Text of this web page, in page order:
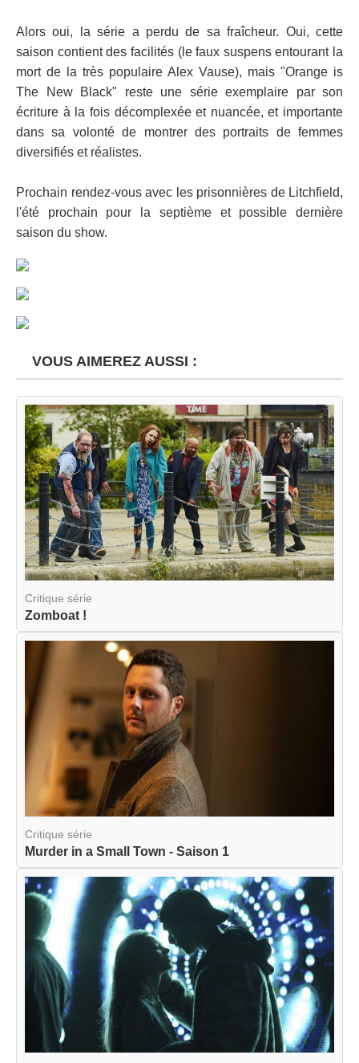
Alors oui, la série a perdu de sa fraîcheur. Oui, cette
saison contient des facilités (le faux suspens entourant la
mort de la très populaire Alex Vause), mais "Orange is
The New Black" reste une série exemplaire par son
écriture à la fois décomplexée et nuancée, et importante
dans sa volonté de montrer des portraits de femmes
diversifiés et réalistes.
Prochain rendez-vous avec les prisonnières de Litchfield,
l'été prochain pour la septième et possible dernière
saison du show.
VOUS AIMEREZ AUSSI :
Critique série
Zomboat !
Critique série
Murder in a Small Town - Saison 1